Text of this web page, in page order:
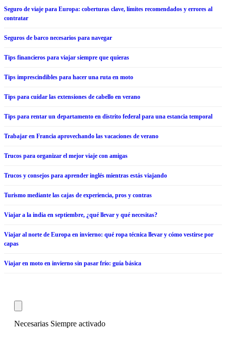
Seguro de viaje para Europa: coberturas clave, límites recomendados y errores al
contratar
Seguros de barco necesarios para navegar
Tips financieros para viajar siempre que quieras
Tips imprescindibles para hacer una ruta en moto
Tips para cuidar las extensiones de cabello en verano
Tips para rentar un departamento en distrito federal para una estancia temporal
Trabajar en Francia aprovechando las vacaciones de verano
Trucos para organizar el mejor viaje con amigas
Trucos y consejos para aprender inglés mientras estás viajando
Turismo mediante las cajas de experiencia, pros y contras
Viajar a la india en septiembre, ¿qué llevar y qué necesitas?
Viajar al norte de Europa en invierno: qué ropa técnica llevar y cómo vestirse por
capas
Viajar en moto en invierno sin pasar frío: guía básica
Necesarias Siempre activado